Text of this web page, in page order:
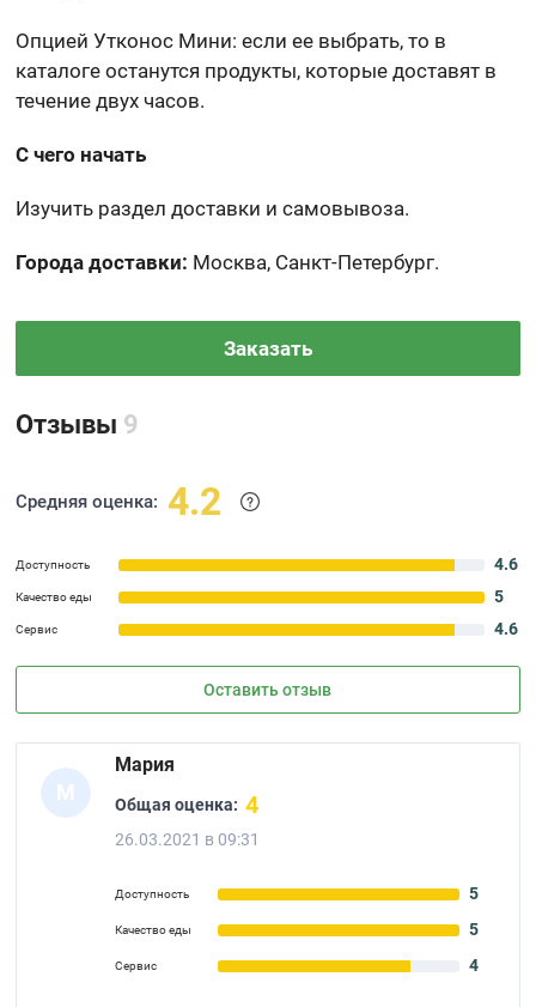
Опцией Утконос Мини: если ее выбрать, то в
каталоге останутся продукты, которые доставят в
течение двух часов.
С чего начать
Изучить раздел доставки и самовывоза.
Города доставки: Москва, Санкт-Петербург.
Заказать
Отзывы 9
Средняя оценка: 4.2
Доступность 4.6
Качество еды 5
Сервис 4.6
Оставить отзыв
М
Мария
Общая оценка: 4
26.03.2021 в 09:31
Доступность 5
Качество еды 5
Сервис 4